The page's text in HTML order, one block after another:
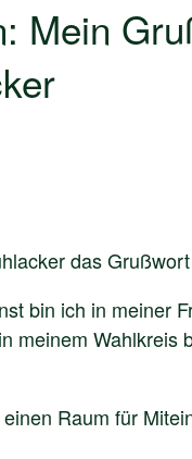
Mein
das
bin ich in meiner
Raum für